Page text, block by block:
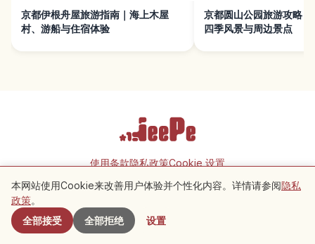
京都伊根舟屋旅游指南｜海上木屋
村、游船与住宿体验
京都圆山公园旅游攻略｜
四季风景与周边景点
附近景点
使用条款隐私政策Cookie 设置
本网站使用Cookie来改善用户体验并个性化内容。详情请参阅隐私
政策。
全部接受
全部拒绝 设置